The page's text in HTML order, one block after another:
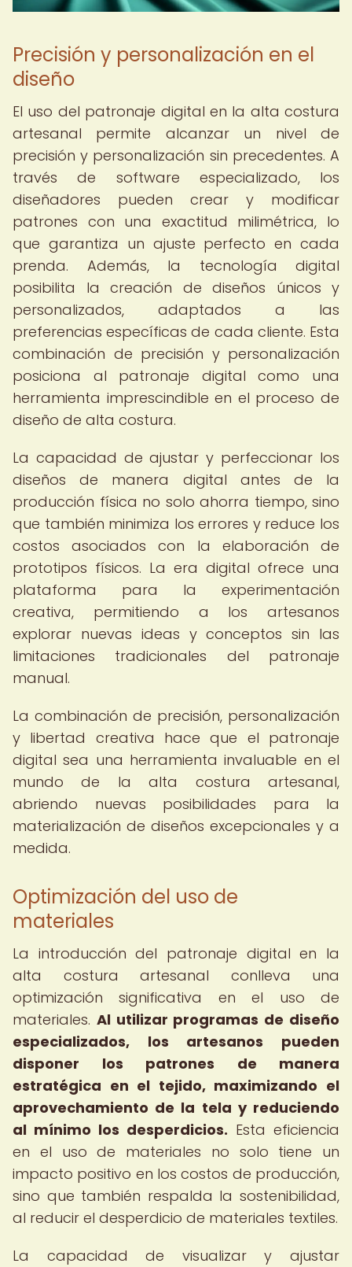
Precisión y personalización en el
diseño
El uso del patronaje digital en la alta costura
artesanal permite alcanzar un nivel de
precisión y personalización sin precedentes. A
través de software especializado, los
diseñadores pueden crear y modificar
patrones con una exactitud milimétrica, lo
que garantiza un ajuste perfecto en cada
prenda. Además, la tecnología digital
posibilita la creación de diseños únicos y
personalizados, adaptados a las
preferencias específicas de cada cliente. Esta
combinación de precisión y personalización
posiciona al patronaje digital como una
herramienta imprescindible en el proceso de
diseño de alta costura.
La capacidad de ajustar y perfeccionar los
diseños de manera digital antes de la
producción física no solo ahorra tiempo, sino
que también minimiza los errores y reduce los
costos asociados con la elaboración de
prototipos físicos. La era digital ofrece una
plataforma para la experimentación
creativa, permitiendo a los artesanos
explorar nuevas ideas y conceptos sin las
limitaciones tradicionales del patronaje
manual.
La combinación de precisión, personalización
y libertad creativa hace que el patronaje
digital sea una herramienta invaluable en el
mundo de la alta costura artesanal,
abriendo nuevas posibilidades para la
materialización de diseños excepcionales y a
medida.
Optimización del uso de
materiales
La introducción del patronaje digital en la
alta costura artesanal conlleva una
optimización significativa en el uso de
materiales. Al utilizar programas de diseño
especializados, los artesanos pueden
disponer los patrones de manera
estratégica en el tejido, maximizando el
aprovechamiento de la tela y reduciendo
al mínimo los desperdicios. Esta eficiencia
en el uso de materiales no solo tiene un
impacto positivo en los costos de producción,
sino que también respalda la sostenibilidad,
al reducir el desperdicio de materiales textiles.
La capacidad de visualizar y ajustar